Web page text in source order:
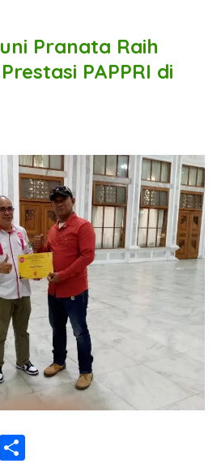
Pranata Raih
PAPPRI di
Pr